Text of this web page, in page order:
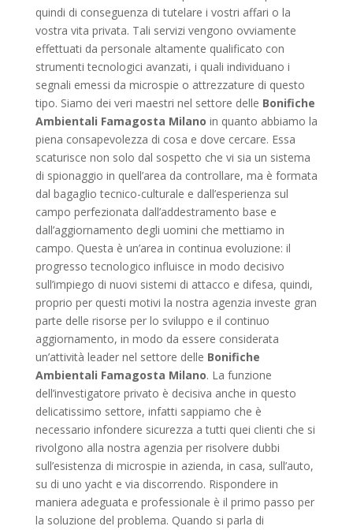
quindi di conseguenza di tutelare i vostri affari o la
vostra vita privata. Tali servizi vengono ovviamente
effettuati da personale altamente qualificato con
strumenti tecnologici avanzati, i quali individuano i
segnali emessi da microspie o attrezzature di questo
tipo. Siamo dei veri maestri nel settore delle Bonifiche
Ambientali Famagosta Milano in quanto abbiamo la
piena consapevolezza di cosa e dove cercare. Essa
scaturisce non solo dal sospetto che vi sia un sistema
di spionaggio in quell’area da controllare, ma è formata
dal bagaglio tecnico-culturale e dall’esperienza sul
campo perfezionata dall’addestramento base e
dall’aggiornamento degli uomini che mettiamo in
campo. Questa è un’area in continua evoluzione: il
progresso tecnologico influisce in modo decisivo
sull’impiego di nuovi sistemi di attacco e difesa, quindi,
proprio per questi motivi la nostra agenzia investe gran
parte delle risorse per lo sviluppo e il continuo
aggiornamento, in modo da essere considerata
un’attività leader nel settore delle Bonifiche
Ambientali Famagosta Milano. La funzione
dell’investigatore privato è decisiva anche in questo
delicatissimo settore, infatti sappiamo che è
necessario infondere sicurezza a tutti quei clienti che si
rivolgono alla nostra agenzia per risolvere dubbi
sull’esistenza di microspie in azienda, in casa, sull’auto,
su di uno yacht e via discorrendo. Rispondere in
maniera adeguata e professionale è il primo passo per
la soluzione del problema. Quando si parla di